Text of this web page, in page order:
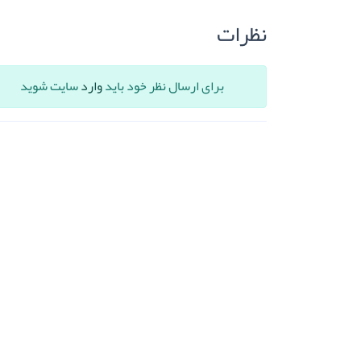
نظرات
برای ارسال نظر خود بایدواردسایت شوید